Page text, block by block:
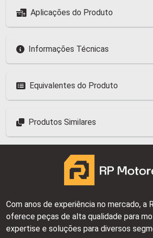
Aplicações do Produto
Informações Técnicas
Equivalentes do Produto
Produtos Similares
Com anos de experiência no mercado, a
oferece peças de alta qualidade para
expertise e soluções para diversos